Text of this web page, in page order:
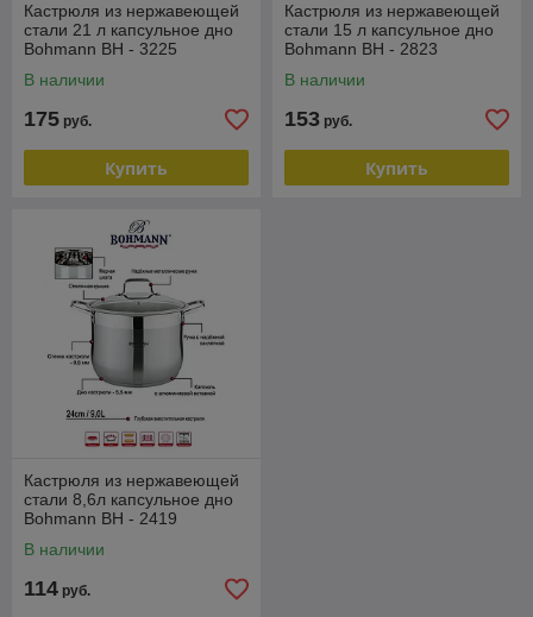
Кастрюля из нержавеющей
стали 21 л капсульное дно
Bohmann BH - 3225
В наличии
175 руб.
Купить
Кастрюля из нержавеющей
стали 15 л капсульное дно
Bohmann BH - 2823
В наличии
153 руб.
Купить
Кастрюля из нержавеющей
стали 8,6л капсульное дно
Bohmann BH - 2419
В наличии
114 руб.